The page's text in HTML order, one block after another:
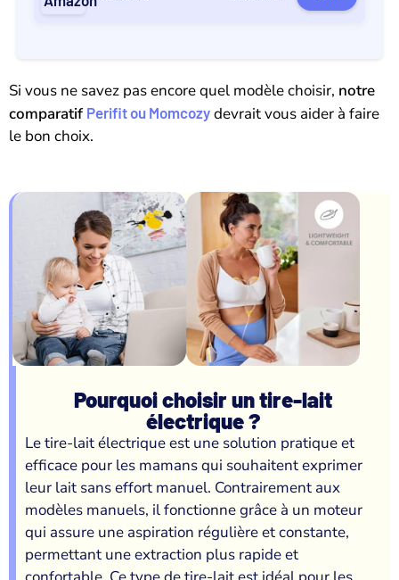
Si vous ne savez pas encore quel modèle choisir, notre
comparatif Perifit ou Momcozy devrait vous aider à faire
le bon choix.
Pourquoi choisir un tire-lait
électrique ?
Le tire-lait électrique est une solution pratique et
efficace pour les mamans qui souhaitent exprimer
leur lait sans effort manuel. Contrairement aux
modèles manuels, il fonctionne grâce à un moteur
qui assure une aspiration régulière et constante,
permettant une extraction plus rapide et